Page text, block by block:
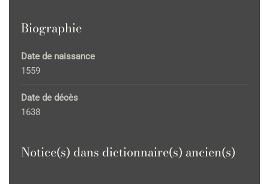
Biographie
Date de naissance
1559
Date de décès
1638
Notice(s) dans dictionnaire(s) ancien(s)